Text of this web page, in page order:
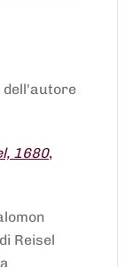
dell'autore
1680,
Reisel